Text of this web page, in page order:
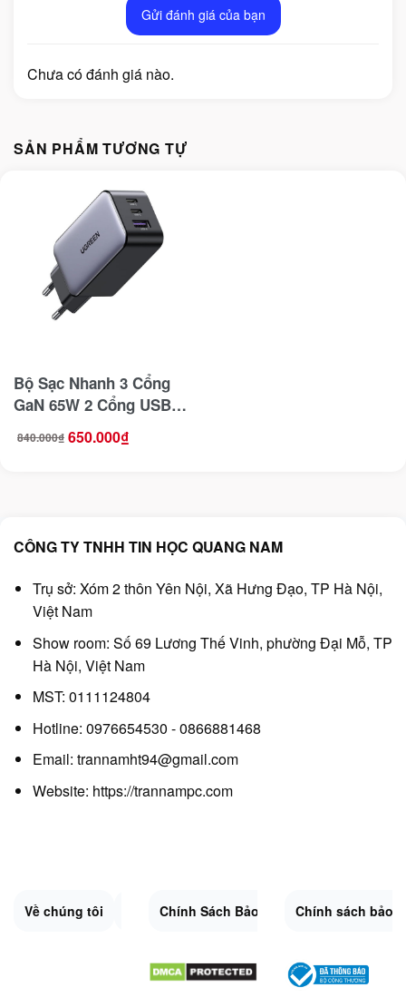
Gửi đánh giá của bạn
Chưa có đánh giá nào.
SẢN PHẨM TƯƠNG TỰ
Bộ Sạc Nhanh 3 Cổng
GaN 65W 2 Cổng USB-C
1 Cổng USB A Ugreen
10335
840.000₫
Giá
gốc 650.000₫
Giá
hiện
CÔNG TY TNHH TIN HỌC QUANG NAM
Trụ sở: Xóm 2 thôn Yên Nội, Xã Hưng Đạo, TP Hà Nội,
Việt Nam
Show room: Số 69 Lương Thế Vinh, phường Đại Mỗ, TP
Hà Nội, Việt Nam
MST: 0111124804
Hotline: 0976654530 - 0866881468
Email: trannamht94@gmail.com
Website: https://trannampc.com
Về chúng tôi Liên Hệ Quy Định Chung Sitemap.XML
Chính Sách Bảo Mật Đổi trả và hoàn
Chính sách bảo